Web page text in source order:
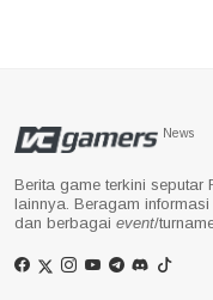
News
Berita game terkini seputar
lainnya. Beragam
dan berbagai event/